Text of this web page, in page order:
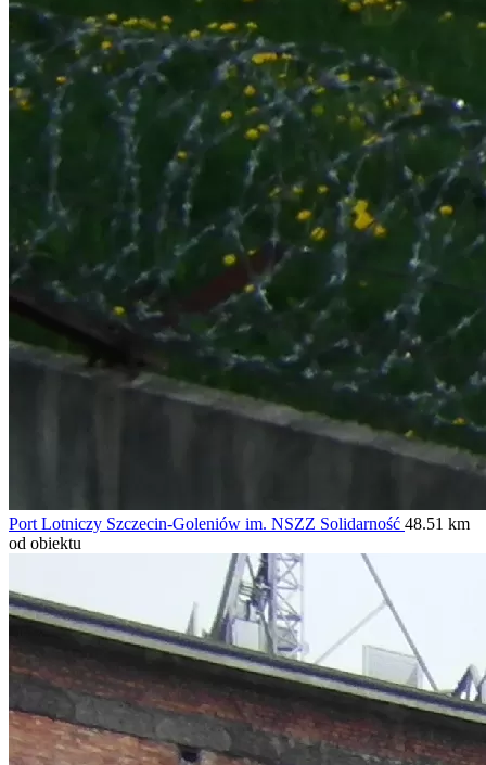
Port Lotniczy Szczecin-Goleniów im. NSZZ Solidarność 48.51 km
od obiektu